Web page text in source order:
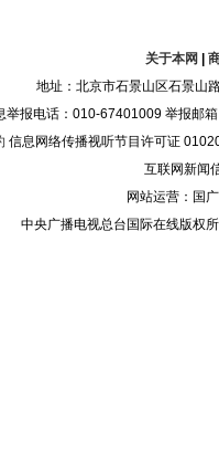
关于本网 |
地址：北京市石景山区石景山
举报电话：010-67401009 举报邮
信息网络传播视听节目许可证
互联网新闻
网站运营：国
中央广播电视总台国际在线版权